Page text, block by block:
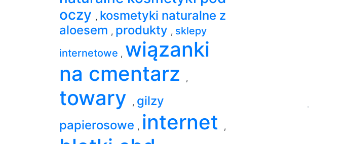
oczy , kosmetyki naturalne z
aloesem , produkty , sklepy
internetowe , wiązanki
na cmentarz
,
towary , gilzy
papierosowe , internet ,